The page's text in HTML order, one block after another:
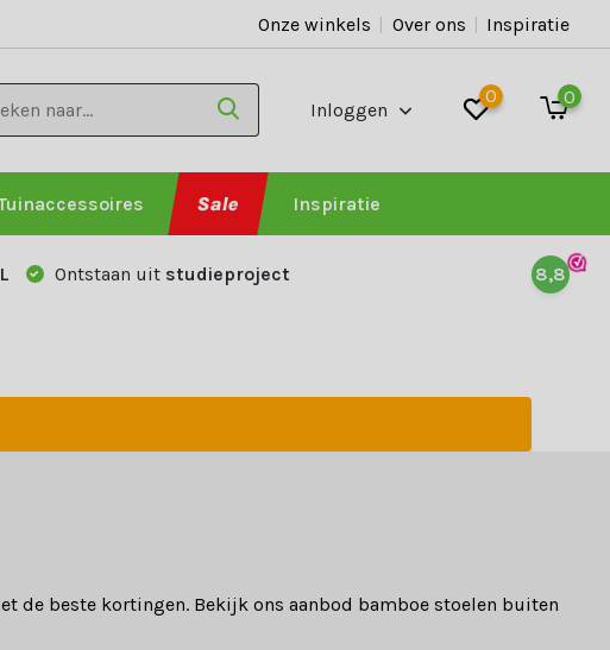
Onze winkels | Over ons | Inspiratie
Inloggen
0 0
Sale Inspiratie
Ontstaan uit studieproject 8,8
de beste kortingen. Bekijk ons aanbod bamboe stoelen buiten